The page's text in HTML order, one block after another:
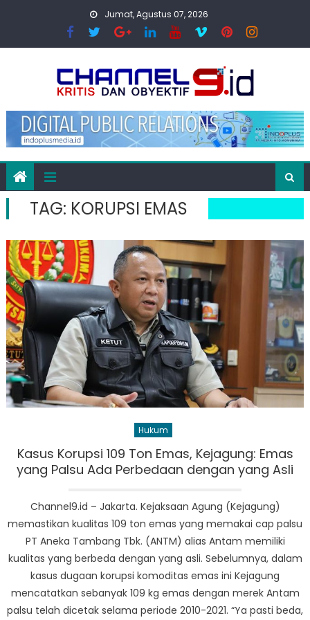
Jumat, Agustus 07, 2026
TAG: KORUPSI EMAS
Hukum
Kasus Korupsi 109 Ton Emas, Kejagung: Emas
yang Palsu Ada Perbedaan dengan yang Asli
Channel9.id – Jakarta. Kejaksaan Agung (Kejagung)
memastikan kualitas 109 ton emas yang memakai cap palsu
PT Aneka Tambang Tbk. (ANTM) alias Antam memiliki
kualitas yang berbeda dengan yang asli. Sebelumnya, dalam
kasus dugaan korupsi komoditas emas ini Kejagung
mencatatkan sebanyak 109 kg emas dengan merek Antam
palsu telah dicetak selama periode 2010-2021. “Ya pasti beda,